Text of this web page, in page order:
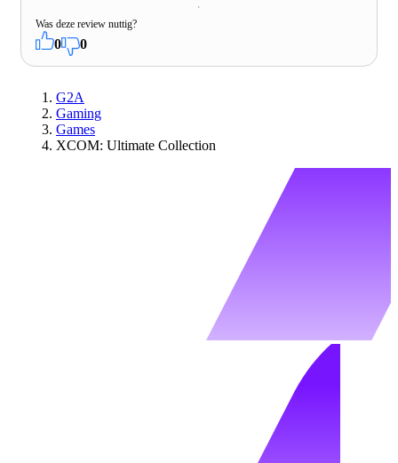
Was deze review nuttig?
0 0
G2A
Gaming
Games
XCOM: Ultimate Collection